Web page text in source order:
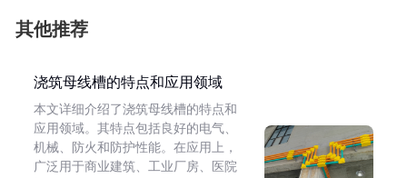
其他推荐
浇筑母线槽的特点和应用领域
本文详细介绍了浇筑母线槽的特点和
应用领域。其特点包括良好的电气、
机械、防火和防护性能。在应用上，
广泛用于商业建筑、工业厂房、医院